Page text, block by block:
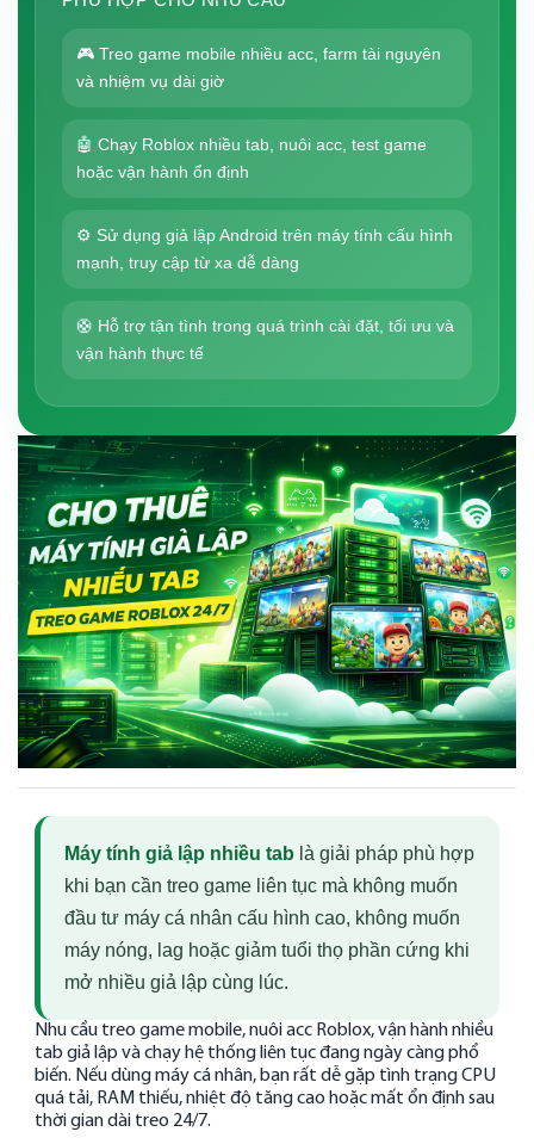
🎮 Treo game mobile nhiều acc, farm tài nguyên
và nhiệm vụ dài giờ
🤖 Chạy Roblox nhiều tab, nuôi acc, test game
hoặc vận hành ổn định
⚙️ Sử dụng giả lập Android trên máy tính cấu hình
mạnh, truy cập từ xa dễ dàng
🛟 Hỗ trợ tận tình trong quá trình cài đặt, tối ưu và
vận hành thực tế
Máy tính giả lập nhiều tab là giải pháp phù hợp
khi bạn cần treo game liên tục mà không muốn
đầu tư máy cá nhân cấu hình cao, không muốn
máy nóng, lag hoặc giảm tuổi thọ phần cứng khi
mở nhiều giả lập cùng lúc.
Nhu cầu treo game mobile, nuôi acc Roblox, vận hành nhiều
tab giả lập và chạy hệ thống liên tục đang ngày càng phổ
biến. Nếu dùng máy cá nhân, bạn rất dễ gặp tình trạng CPU
quá tải, RAM thiếu, nhiệt độ tăng cao hoặc mất ổn định sau
thời gian dài treo 24/7.